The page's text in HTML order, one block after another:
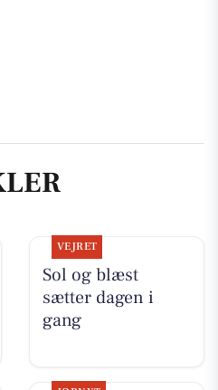
VEJRET
Sol og blæst
sætter dagen i
gang